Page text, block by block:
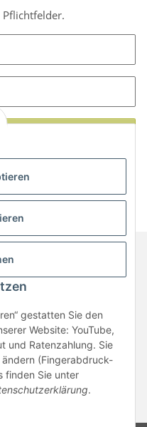
gestatten Sie den
Website: YouTube,
und Ratenzahlung. Sie
(Fingerabdruck-
finden Sie unter
.